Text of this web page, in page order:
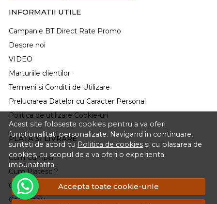
Acest site foloseste cookies pentru a va oferi
functionalitati personalizate. Navigand in continuare,
sunteti de acord cu Politica de cookies si cu plasarea de
cookies, cu scopul de a va oferi o experienta
imbunatatita.
Accepta toate cookie-urile
INFORMATII UTILE
Campanie BT Direct Rate Promo
Despre noi
VIDEO
Marturiile clientilor
Termeni si Conditii de Utilizare
Prelucrarea Datelor cu Caracter Personal
Politica de utilizare Cookie-uri
PLATA SI LIVRARE
Cum Cumpar ?
Cum Platesc ?
Cum Se Livreaza ?
Cosul meu